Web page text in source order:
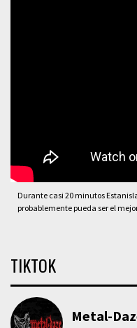
Durante casi 20 minutos
probablemente pueda ser el
TIKTOK
Metal-